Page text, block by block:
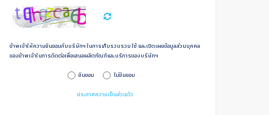
ข้าพเจ้าให้ความยินยอมกับบริษัทฯ ในการเก็บรวบรวม ใช้ และเปิดเผยข้อมูลส่วนบุคคล
ของข้าพเจ้าในการดิดต่อเพื่อเสนอผลิตภัณฑ์และบริการของบริษัทฯ
ยินยอม ไม่ยินยอม
ประกาศความเป็นส่วนตัว